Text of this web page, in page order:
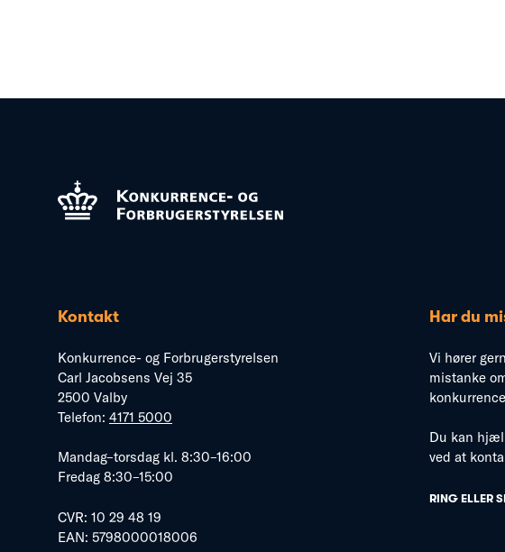
Kontakt
Konkurrence- og Forbrugerstyrelsen
Carl Jacobsens Vej 35
2500 Valby
Telefon: 4171 5000
Mandag–torsdag kl. 8:30–16:00
Fredag 8:30–15:00
CVR: 10 29 48 19
EAN: 5798000018006
Har du
Vi hører
mistanke
Du kan
ved at
RING ELLER